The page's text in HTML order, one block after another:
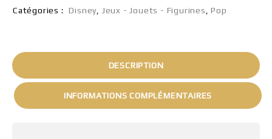
Catégories :
Disney Jeux - Jouets - Figurines ,Pop
DESCRIPTION
INFORMATIONS COMPLÉMENTAIRES